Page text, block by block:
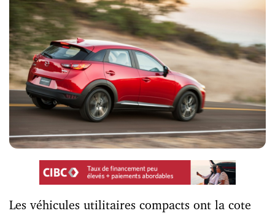
Les véhicules utilitaires compacts ont la cote